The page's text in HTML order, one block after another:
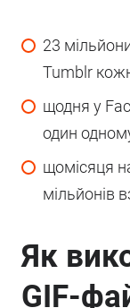
23
Tumblr
щодня у
один
щомісяця
мільйонів
Як
GIF-